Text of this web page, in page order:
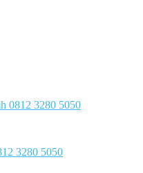
0812 3280 5050
3280 5050